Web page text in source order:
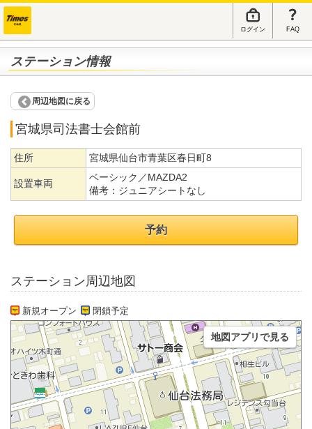
ログイン FAQ
ステーション情報
周辺地図に戻る
宮城県司法書士会館前
住所 宮城県仙台市青葉区春日町8
設置車両
ベーシック／MAZDA2
備考： ジュニアシートなし
予約
ステーション周辺地図
新規オープン 閉鎖予定
地図アプリで見る